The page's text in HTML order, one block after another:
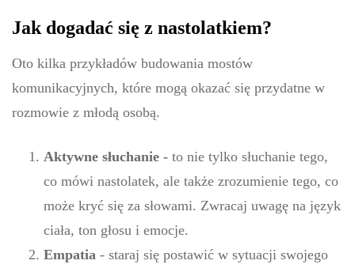
Jak dogadać się z nastolatkiem?
Oto kilka przykładów budowania mostów
komunikacyjnych, które mogą okazać się przydatne w
rozmowie z młodą osobą.
Aktywne słuchanie - to nie tylko słuchanie tego,
co mówi nastolatek, ale także zrozumienie tego, co
może kryć się za słowami. Zwracaj uwagę na język
ciała, ton głosu i emocje.
Empatia - staraj się postawić w sytuacji swojego